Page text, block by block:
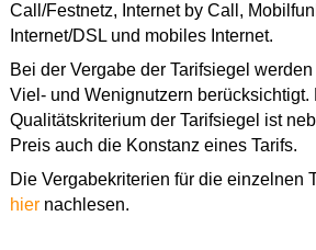
Call/Festnetz, Internet by Call,
Internet/DSL und mobiles Internet.
Bei der Vergabe der Tarifsiegel
Viel- und Wenignutzern berücksichtigt.
Qualitätskriterium der Tarifsiegel ist
Preis auch die Konstanz eines Tarifs.
Die Vergabekriterien für die einzelnen
hiernachlesen.